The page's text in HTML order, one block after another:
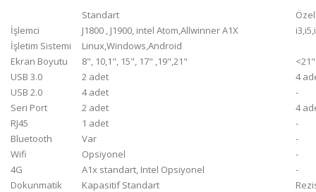
Standart
Özel
İşlemci
J1800 , J1900, intel Atom,Allwinner A1X
İşletim Sistemi
Linux,Windows,Android
Ekran Boyutu
8", 10,1", 15", 17" ,19",21"
<21"
USB 3.0
2 adet
4
USB 2.0
4 adet
-
Seri Port
2 adet
4
RJ45
1 adet
-
Bluetooth
Var
-
Wifi
Opsiyonel
-
4G
A1x standart, Intel Opsiyonel
-
Dokunmatik
Kapasitif Standart